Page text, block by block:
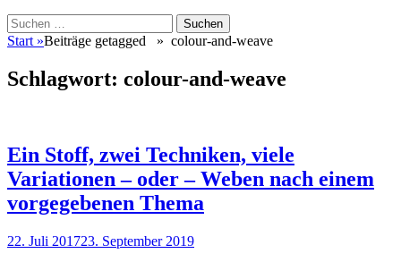
Suchen
Suchen
nach:
Start »Beiträge getagged » colour-and-weave
Schlagwort: colour-and-weave
Ein Stoff, zwei Techniken, viele
Variationen – oder – Weben nach einem
vorgegebenen Thema
Veröffentlicht
22. Juli 201723. September 2019